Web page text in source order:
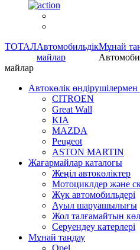
ТОТАЛАвтомобильдік
майлар
Mұнай
майлар
Автокөлік
CITROEN
Great Wall
KIA
MAZDA
Peugeot
ASTON MARTIN
Жағармайлар каталогы
Жеңіл автокөліктер
Мотоциклдер және
Жүк автомобильдері
Ауыл шаруашылығы
Жол талғамайтын
Серуендеу катерлері
Mұнай таңдау
Opel